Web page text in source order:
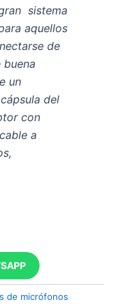
sistema
aquellos
de
un
del
con
a
de micrófonos